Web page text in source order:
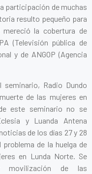
participación de muchas
resulto pequeño para
la cobertura de
(Televisión pública de
y de ANGOP (Agencia
Radio Dundo
de las mujeres en
este seminario no se
y Luanda Antena
de los días 27 y 28
de la huelga de
en Lunda Norte. Se
movilización de las